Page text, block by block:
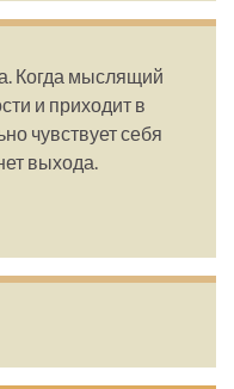
Когда мыслящий
и приходит в
чувствует себя
выхода.